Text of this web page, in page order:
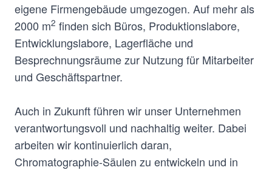
eigene Firmengebäude umgezogen. Auf mehr als
2000 m2 finden sich Büros, Produktionslabore,
Entwicklungslabore, Lagerfläche und
Besprechnungsräume zur Nutzung für Mitarbeiter
und Geschäftspartner.
Auch in Zukunft führen wir unser Unternehmen
verantwortungsvoll und nachhaltig weiter. Dabei
arbeiten wir kontinuierlich daran,
Chromatographie-Säulen zu entwickeln und in